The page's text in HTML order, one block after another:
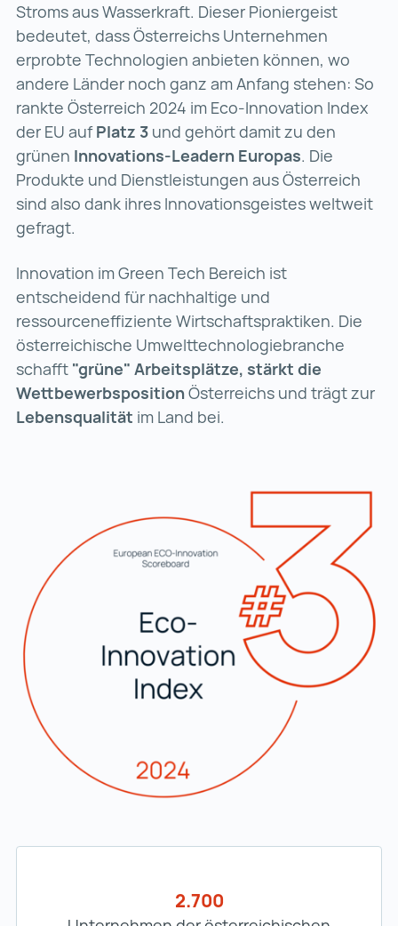
Stroms aus Wasserkraft. Dieser Pioniergeist
bedeutet, dass Österreichs Unternehmen
erprobte Technologien anbieten können, wo
andere Länder noch ganz am Anfang stehen: So
rankte Österreich 2024 im Eco-Innovation Index
der EU aufPlatz 3 und gehört damit zu den
grünen Innovations-Leadern Europas. Die
Produkte und Dienstleistungen aus Österreich
sind also dank ihres Innovationsgeistes weltweit
gefragt.
Innovation im Green Tech Bereich ist
entscheidend für nachhaltige und
ressourceneffiziente Wirtschaftspraktiken. Die
österreichische Umwelttechnologiebranche
schafft "grüne" Arbeitsplätze, stärkt die
WettbewerbspositionÖsterreichs und trägt zur
Lebensqualität im Land bei.
2.700